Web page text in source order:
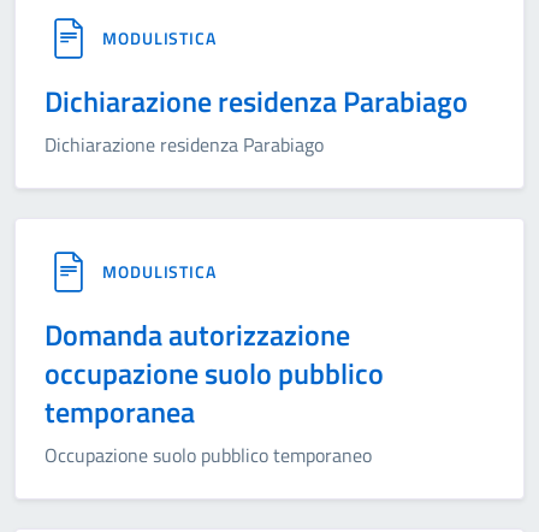
MODULISTICA
Dichiarazione residenza Parabiago
Dichiarazione residenza Parabiago
MODULISTICA
Domanda autorizzazione
occupazione suolo pubblico
temporanea
Occupazione suolo pubblico temporaneo